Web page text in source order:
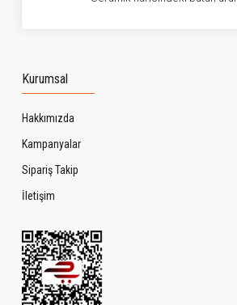
Kurumsal
Hakkımızda
Kampanyalar
Sipariş Takip
İletişim